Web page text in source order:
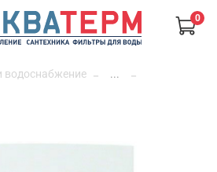
0
водоснабжение
...